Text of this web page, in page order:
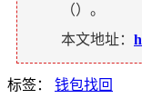
（）。
本文地址：
标签： 钱包找回